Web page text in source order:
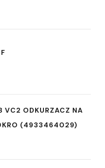
VC2 ODKURZACZ NA
(4933464029)